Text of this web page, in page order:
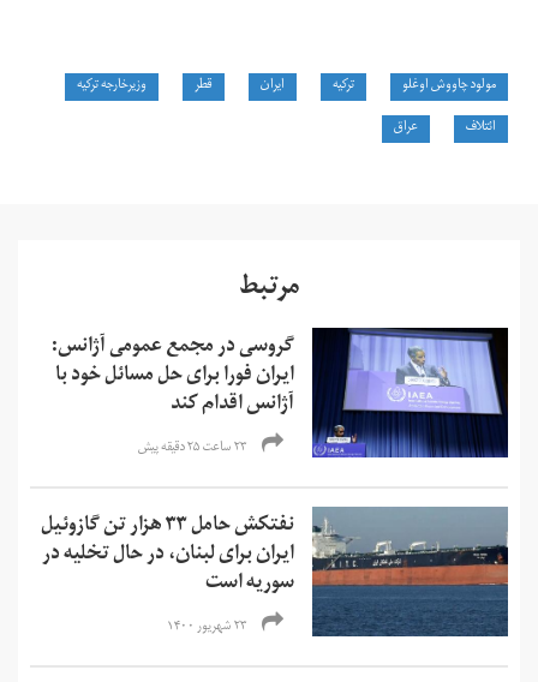
مولود چاووش اوغلو ترکیه ایران قطر
وزیرخارجه ترکیه
ائتلاف
عراق
مرتبط
گروسی در مجمع عمومی آژانس:
ایران فورا برای حل مسائل خود با
آژانس اقدام کند
۲۳ ساعت ۲۵ دقیقه پیش
نفتکش حامل ۳۳ هزار تن گازوئیل
ایران برای لبنان، در حال تخلیه در
سوریه است
۲۳ شهریور ۱۴۰۰